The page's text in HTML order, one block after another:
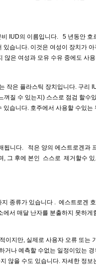
IUD의 이름입니다. 5 년동안
습니다. 이것은 여성이 장치가
않은 여성과 모유 수유 중에도 사
작은 플라스틱 장치입니다. 구
껴질 수 있는지) 스스로 점검 할
있습니다. 호주에서 사용할 수있
됩니다. 적은 양의 에스트로겐과
그 후에 본인 스스로 제거할수
종류가 있습니다 . 에스트로겐
에서 매달 난자를 분출하지 못하
이지만, 실제로 사용자 오류 또
거나 예측할 수없는 일정이있는
않을 수도 있습니다. 자세한 정